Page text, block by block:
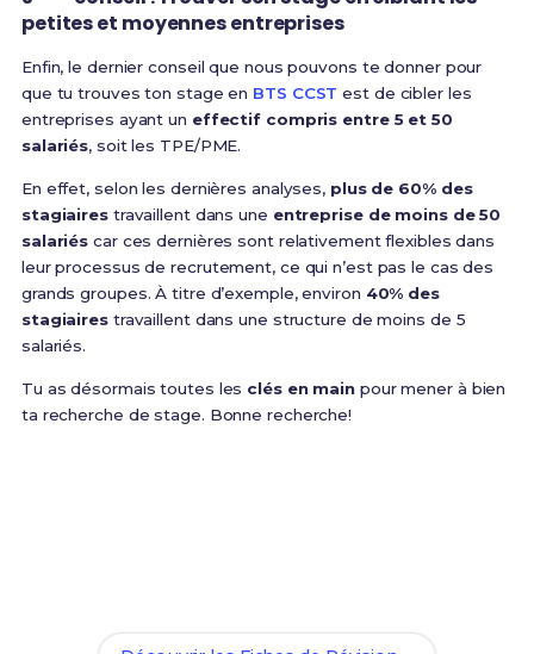
petites et moyennes entreprises
Enfin, le dernier conseil que nous pouvons te donner pour
que tu trouves ton stage en BTS CCST est de cibler les
entreprises ayant un effectif compris entre 5 et 50
salariés, soit les TPE/PME.
En effet, selon les dernières analyses, plus de 60% des
stagiairestravaillent dans une entreprise de moins de 50
salariés car ces dernières sont relativement flexibles dans
leur processus de recrutement, ce qui n’est pas le cas des
grands groupes. À titre d’exemple, environ 40% des
stagiairestravaillent dans une structure de moins de 5
salariés.
Tu as désormais toutes les clés en main pour mener à bien
ta recherche de stage. Bonne recherche!